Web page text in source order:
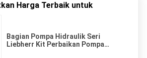
Harga Terbaik untuk
Bagian Pompa Hidraulik Seri
Liebherr Kit Perbaikan Pompa